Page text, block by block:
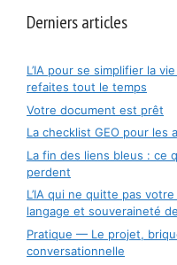
Derniers articles
L’IA pour se simplifier la
refaites tout le temps
Votre document est prêt
La checklist GEO pour les
La fin des liens bleus : ce
perdent
L’IA qui ne quitte pas
langage et souveraineté
Pratique — Le projet,
conversationnelle